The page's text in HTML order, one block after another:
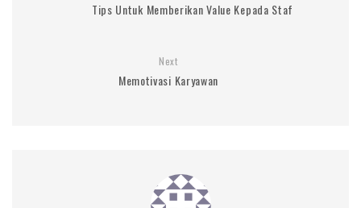
Tips Untuk Memberikan Value Kepada Staf
Next
Memotivasi Karyawan